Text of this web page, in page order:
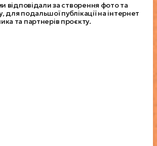
відповідали за створення фото та
для подальшої публікації на інтернет
та партнерів проєкту.